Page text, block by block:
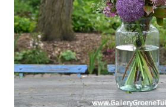
Pinksterweekend